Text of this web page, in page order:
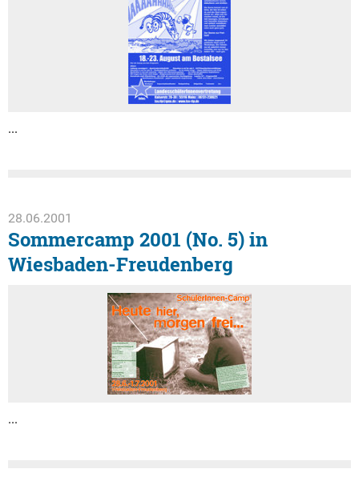
...
28.06.2001
Sommercamp 2001 (No. 5) in
Wiesbaden-Freudenberg
...